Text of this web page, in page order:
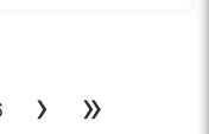
› »